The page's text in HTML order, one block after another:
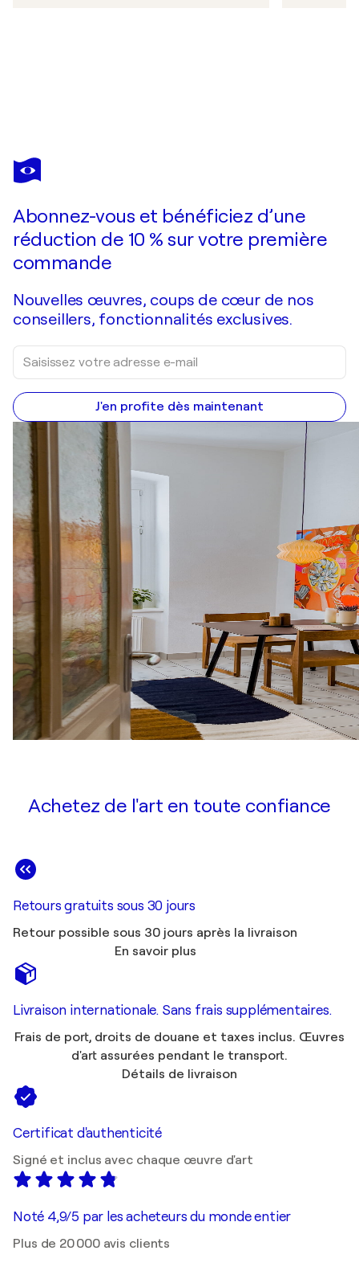
Abonnez-vous et bénéficiez d’une
réduction de 10 % sur votre première
commande
Nouvelles œuvres, coups de cœur de nos
conseillers, fonctionnalités exclusives.
J'en profite dès maintenant
Achetez de l'art en toute confiance
Retours gratuits sous 30 jours
Retour possible sous 30 jours après la livraison
En savoir plus
Livraison internationale. Sans frais supplémentaires.
Frais de port, droits de douane et taxes inclus. Œuvres
d'art assurées pendant le transport.
Détails de livraison
Certificat d'authenticité
Signé et inclus avec chaque œuvre d'art
Noté 4,9/5 par les acheteurs du monde entier
Plus de 20 000 avis clients